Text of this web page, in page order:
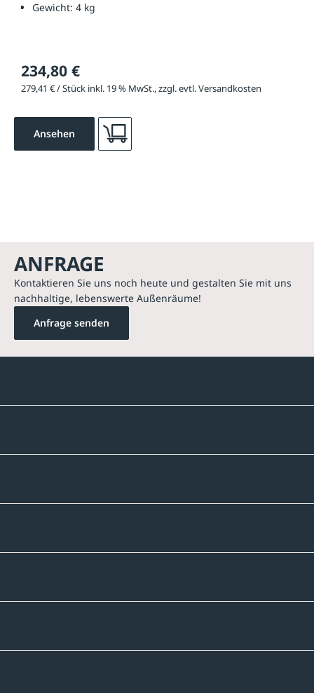
Gewicht: 4 kg
234,80 €
279,41 € / Stück inkl. 19 % MwSt., zzgl. evtl. Versandkosten
Ansehen
ANFRAGE
Kontaktieren Sie uns noch heute und gestalten Sie mit uns
nachhaltige, lebenswerte Außenräume!
Anfrage senden